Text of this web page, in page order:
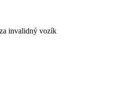
invalidný vozík